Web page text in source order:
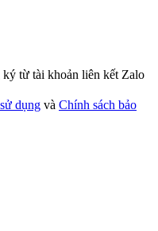
từ tài khoản liên kết Zalo
dụng và Chính sách bảo